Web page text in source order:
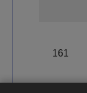
161